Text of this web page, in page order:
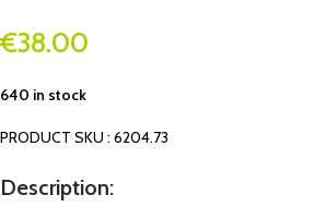
€38.00
640 in stock
PRODUCT SKU : 6204.73
Description: